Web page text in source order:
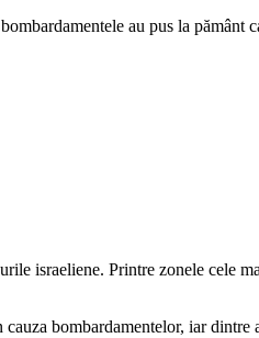
au pus la
israeliene. Printre zonele cele
bombardamentelor, iar